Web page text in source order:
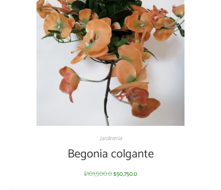
Jardineria
Begonia colgante
$101,500.0 $50,750.0